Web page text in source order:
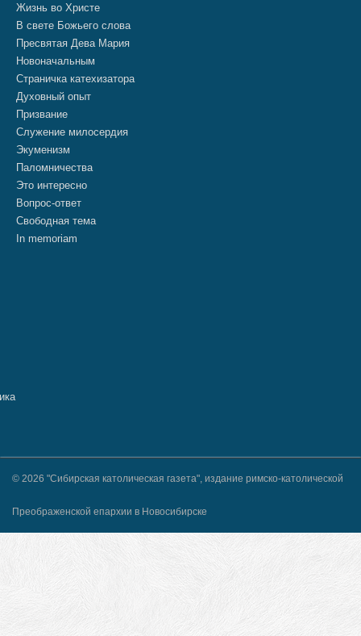
Жизнь во Христе
В свете Божьего слова
Пресвятая Дева Мария
Новоначальным
Страничка катехизатора
Духовный опыт
Призвание
Служение милосердия
Экуменизм
Паломничества
Это интересно
Вопрос-ответ
Свободная тема
In memoriam
© 2026 "Сибирская католическая газета", издание римско-католической
Преображенской епархии в Новосибирске